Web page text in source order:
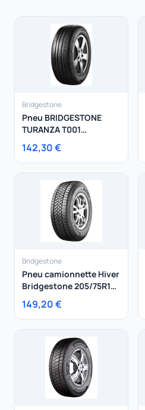
Bridgestone
Pneu BRIDGESTONE
TURANZA T001
205/55R17 91W
142,30 €
Bridgestone
Pneu camionnette Hiver
Bridgestone 205/75R16
110R Blizzak W810
149,20 €